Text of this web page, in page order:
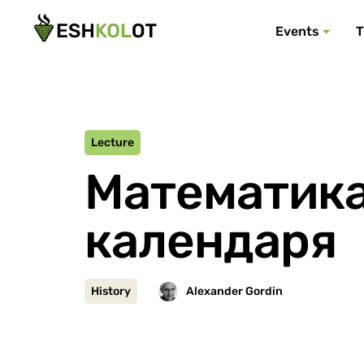
Events
календаря
Lecture
History